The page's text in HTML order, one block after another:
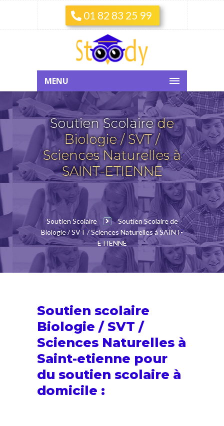
01 82 83 25 99
MENU
Soutien Scolairede
Biologie / SVT /
Sciences Naturelles à
SAINT-ETIENNE
Soutien Scolaire
Soutien Scolaire de
Biologie / SVT / Sciences Naturelles à SAINT-
ETIENNE
Soutien scolaire
Biologie / SVT /
Sciences Naturelles à
Saint-etienne pour
du soutien scolaire à
domicile :